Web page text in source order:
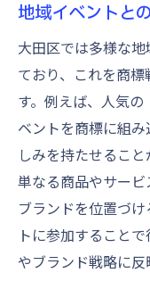
地域イベントと
大田区では多様な
ており、これを商
す。例えば、人気
ベントを商標に組
しみを持たせること
単なる商品やサー
ブランドを位置づ
トに参加すること
やブランド戦略に